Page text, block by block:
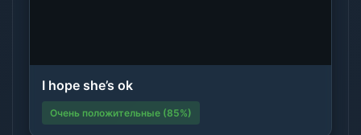
I hope she’s ok
Очень положительные (85%)